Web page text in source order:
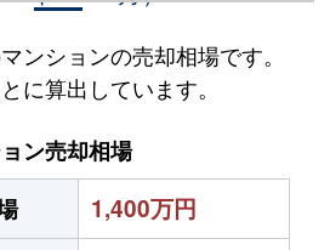
ンションの売却相場です。
に算出しています。
ン売却相場
1,400万円